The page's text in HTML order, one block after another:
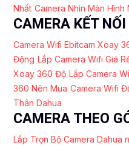
Nhất Camera Nhìn Màn Hình
CAMERA KẾT
Camera Wifi Ebitcam Xoay
Động Lắp Camera Wifi Giá
Xoay 360 Độ Lắp Camera
360 Nên Mua Camera Wifi
Thân Dahua
CAMERA THEO
Lắp Trọn Bộ Camera Dahua